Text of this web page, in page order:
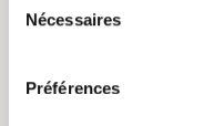
Nécessaires
Préférences
marseille : café
Au pied de la gare de
écolo sans prétention qui, à